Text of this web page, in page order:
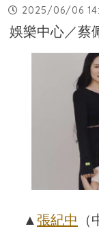
2025/06/06
娛樂中心／蔡
▲張紀中